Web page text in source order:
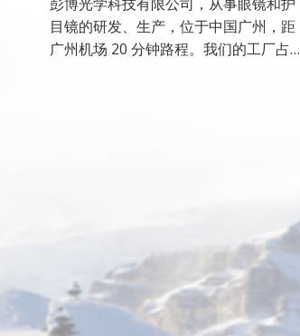
目镜的研发、生产，位于中国广州，距
广州机场 20 分钟路程。我们的工厂占地